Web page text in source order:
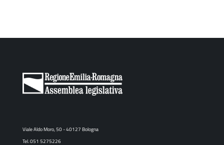
Viale Aldo Moro, 50 - 40127 Bologna
Tel. 051 5275226